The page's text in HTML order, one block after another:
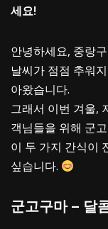
세요!
안녕하세요, 중랑
날씨가 점점 추워
아왔습니다.
그래서 이번 겨울,
객님들을 위해 군
이 두 가지 간식이
싶습니다.
군고구마 – 달